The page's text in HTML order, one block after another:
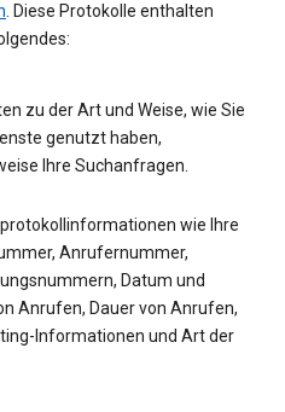
. Diese Protokolle enthalten
zu der Art und Weise, wie Sie
genutzt haben,
Ihre Suchanfragen.
wie Ihre
Anrufernummer,
Datum und
Anrufen, Dauer von Anrufen,
Informationen und Art der